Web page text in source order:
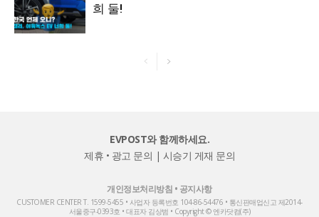
희 둘!
EVPOST와 함께하세요.
제휴 • 광고 문의 | 시승기 게재 문의
개인정보처리방침 • 공지사항
CUSTOMER CENTER T. 1599-5455 • 사업자 등록번호 104-86-54476 • 통신판매업신고 제2014-
서울중구-0393호 • 대표자 김상범 • Copyright © 엔카닷컴(주)